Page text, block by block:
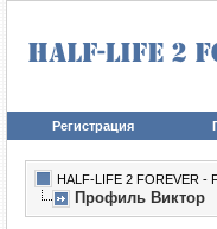
Регистрация
HALF-LIFE 2 FOREVER -
Профиль Виктор